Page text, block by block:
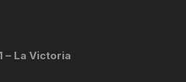
– La Victoria